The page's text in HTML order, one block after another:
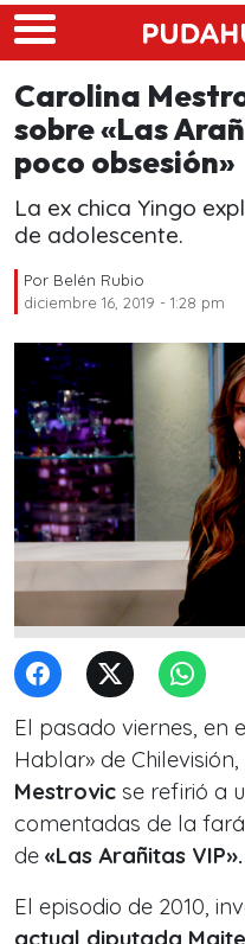
Skip to main content
Carolina
sobre «Las
poco obsesión»
La ex chica Yingo
de adolescente.
Por Belén Rubio
diciembre 16, 2019 - 1:28 pm
El pasado viernes, en
Hablar» de
Mestrovic se refirió a
comentadas de la
de «Las Arañitas VIP».
El episodio de 2010,
actual diputada